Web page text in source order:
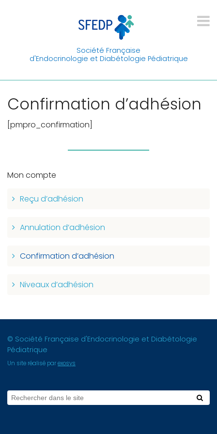
Société Française
d'Endocrinologie et Diabétologie Pédiatrique
Confirmation d’adhésion
[pmpro_confirmation]
Mon compte
Reçu d’adhésion
Annulation d’adhésion
Confirmation d’adhésion
Niveaux d’adhésion
© Société Française d'Endocrinologie et Diabétologie
Pédiatrique
Un site réalisé parexosys